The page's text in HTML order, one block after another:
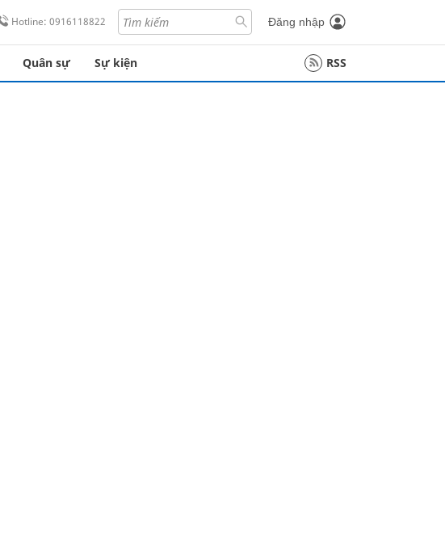
Hotline: 0916118822 Đăng nhập
Quân sự Sự kiện RSS